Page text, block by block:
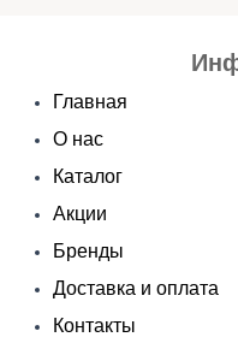
Главная
О нас
Каталог
Акции
Бренды
Доставка и оплата
Контакты